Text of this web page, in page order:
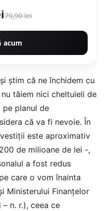
79,90 lei
acum
ştim că ne închidem cu
tăiem nici cheltuieli de
pe planul de
că va fi nevoie. În
este aproximativ
de milioane de lei -,
a fost redus
care o vom înainta
Ministerului Finanţelor
n. r.), ceea ce